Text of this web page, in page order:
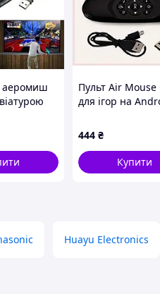
аеромиш
Пульт Air Mouse
для ігор на
444 ₴
Купити
Huayu Electronics